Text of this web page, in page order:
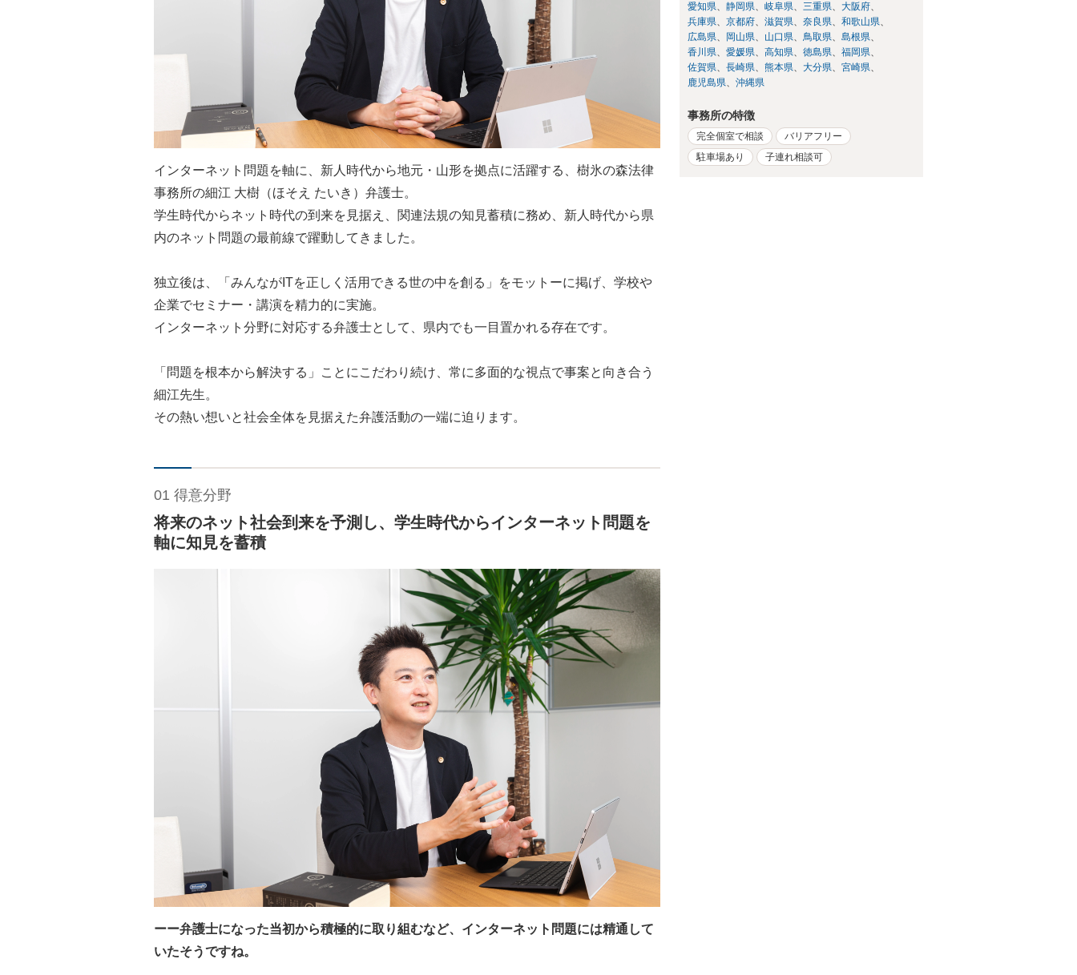
インターネット問題を軸に、新人時代から地元・山形を拠点に活躍する、樹氷の森法律
事務所の細江 大樹（ほそえ たいき）弁護士。
学生時代からネット時代の到来を見据え、関連法規の知見蓄積に務め、新人時代から県
内のネット問題の最前線で躍動してきました。
独立後は、「みんながITを正しく活用できる世の中を創る」をモットーに掲げ、学校や
企業でセミナー・講演を精力的に実施。
インターネット分野に対応する弁護士として、県内でも一目置かれる存在です。
「問題を根本から解決する」ことにこだわり続け、常に多面的な視点で事案と向き合う
細江先生。
その熱い想いと社会全体を見据えた弁護活動の一端に迫ります。
01 得意分野
将来のネット社会到来を予測し、学生時代からインターネット問題を
軸に知見を蓄積
ーー弁護士になった当初から積極的に取り組むなど、インターネット問題には精通して
いたそうですね。
愛知県
静岡県 岐阜県 三重県
大阪府
兵庫県
京都府 滋賀県 奈良県
和歌山県
広島県
岡山県 山口県 鳥取県
島根県
香川県
愛媛県 高知県 徳島県
福岡県
佐賀県
長崎県 熊本県 大分県
宮崎県
鹿児島県
沖縄県
事務所の特徴
完全個室で相談
バリアフリー
駐車場あり
子連れ相談可